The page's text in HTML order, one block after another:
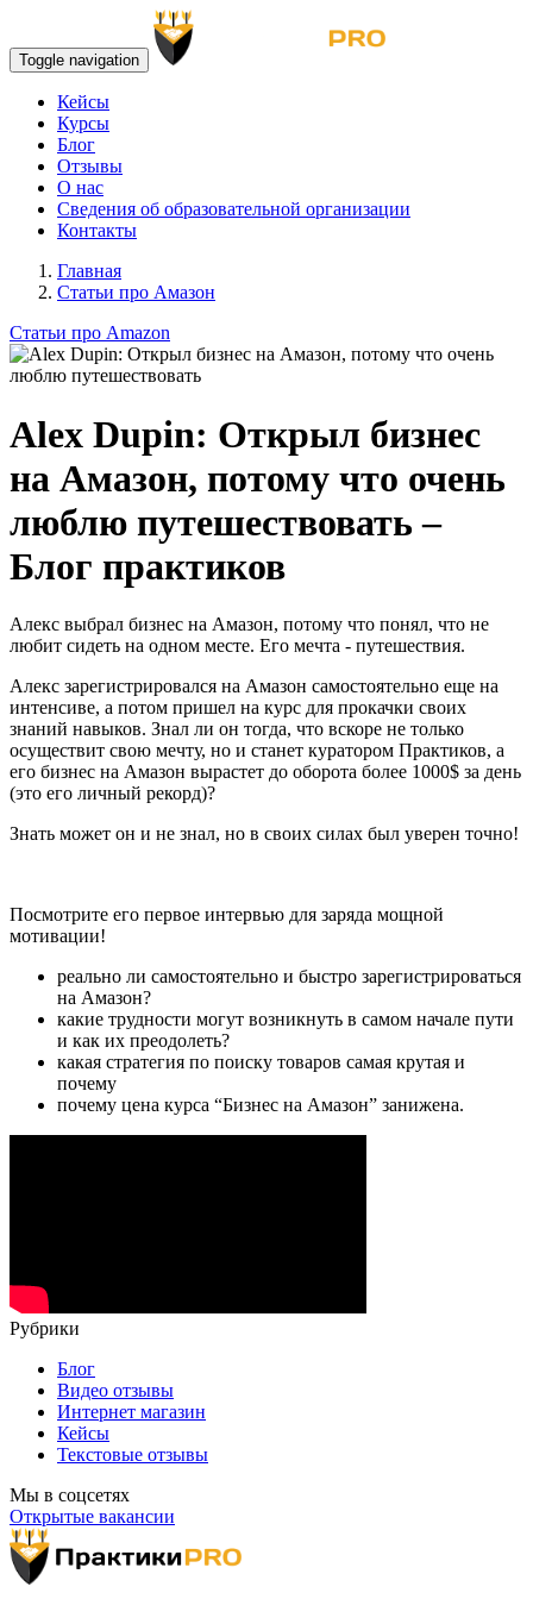
Toggle navigation
Кейсы
Курсы
Блог
Отзывы
О нас
Сведения об образовательной организации
Контакты
Главная
Статьи про Амазон
Статьи про Amazon
Alex Dupin: Открыл бизнес
на Амазон, потому что очень
люблю путешествовать –
Блог практиков
Алекс выбрал бизнес на Амазон, потому что понял, что не
любит сидеть на одном месте. Его мечта - путешествия.
Алекс зарегистрировался на Амазон самостоятельно еще на
интенсиве, а потом пришел на курс для прокачки своих
знаний навыков. Знал ли он тогда, что вскоре не только
осуществит свою мечту, но и станет куратором Практиков, а
его бизнес на Амазон вырастет до оборота более 1000$ за день
(это его личный рекорд)?
Знать может он и не знал, но в своих силах был уверен точно!
Посмотрите его первое интервью для заряда мощной
мотивации!
реально ли самостоятельно и быстро зарегистрироваться
на Амазон?
какие трудности могут возникнуть в самом начале пути
и как их преодолеть?
какая стратегия по поиску товаров самая крутая и
почему
почему цена курса “Бизнес на Амазон” занижена.
Рубрики
Блог
Видео отзывы
Интернет магазин
Кейсы
Текстовые отзывы
Мы в соцсетях
Открытые вакансии